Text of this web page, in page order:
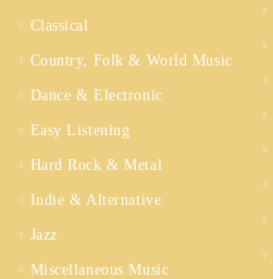
Classical
Country, Folk & World Music
Dance & Electronic
Easy Listening
Hard Rock & Metal
Indie & Alternative
Jazz
Miscellaneous Music